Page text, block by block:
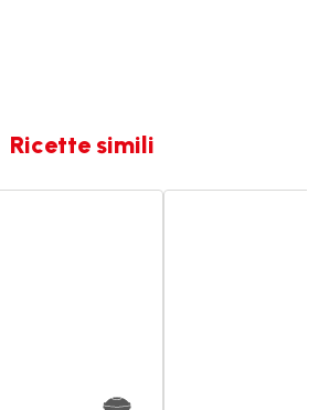
Ricette simili